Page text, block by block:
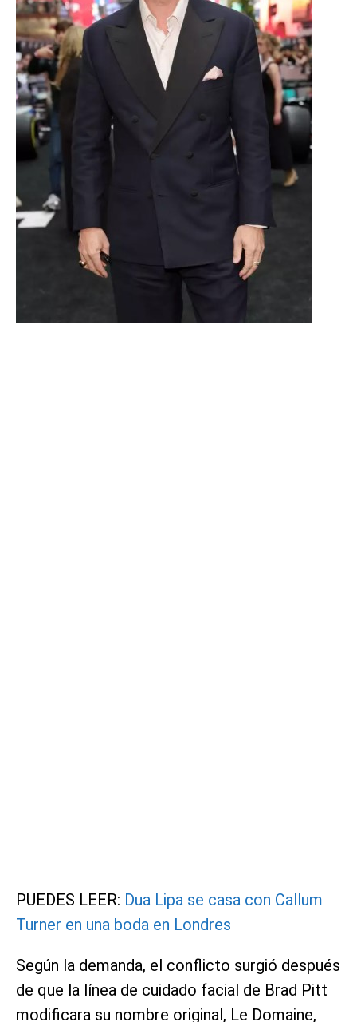
PUEDES LEER: Dua Lipa se casa con Callum
Turner en una boda en Londres
Según la demanda, el conflicto surgió después
de que la línea de cuidado facial de Brad Pitt
modificara su nombre original, Le Domaine,